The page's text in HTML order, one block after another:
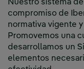
Nuestro sistema
compromiso de
normativa vigente
Promovemos una
desarrollamos un
elementos